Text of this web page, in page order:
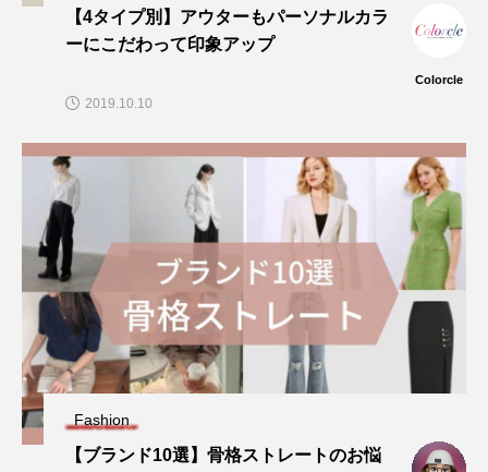
【4タイプ別】アウターもパーソナルカラ
ーにこだわって印象アップ
Colorcle
2019.10.10
Fashion
【ブランド10選】骨格ストレートのお悩